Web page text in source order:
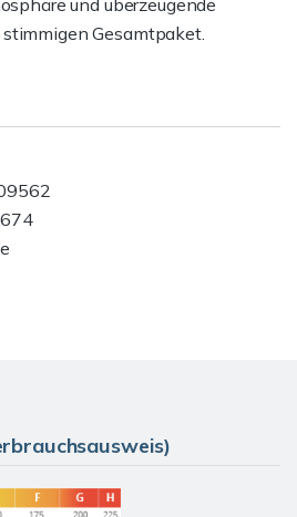
und überzeugende
Gesamtpaket.